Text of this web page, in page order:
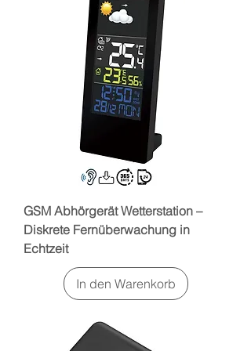
GSM Abhörgerät Wetterstation –
Diskrete Fernüberwachung in
Echtzeit
In den Warenkorb